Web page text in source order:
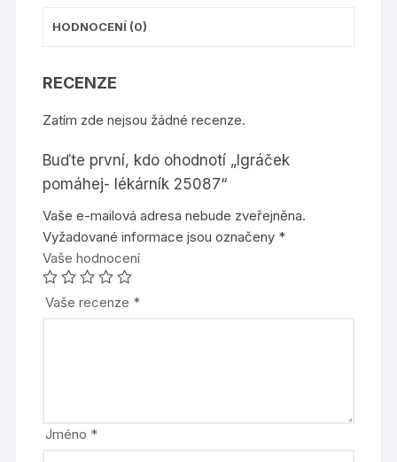
HODNOCENÍ (0)
RECENZE
Zatím zde nejsou žádné recenze.
Buďte první, kdo ohodnotí „Igráček
pomáhej- lékárník 25087“
Vaše e-mailová adresa nebude zveřejněna.
Vyžadované informace jsou označeny *
Vaše hodnocení
Vaše recenze *
Jméno *